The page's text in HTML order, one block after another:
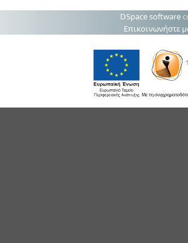
DSpace software
Επικοινωνήστε